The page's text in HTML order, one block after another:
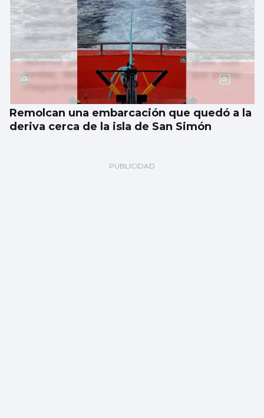
Remolcan una embarcación que quedó a la
deriva cerca de la isla de San Simón